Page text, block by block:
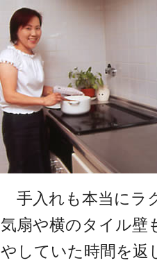
手入れも本当にラ
気扇や横のタイル壁
やしていた時間を返